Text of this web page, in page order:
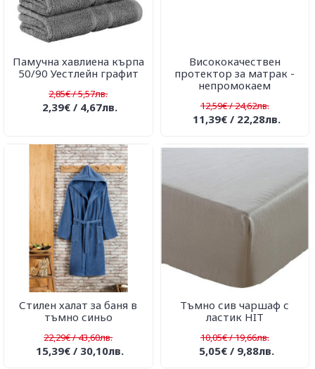
Памучна хавлиена кърпа
50/90 Уестлейн графит
2,85€ / 5,57лв.
2,39€ / 4,67лв.
Висококачествен
протектор за матрак -
непромокаем
12,59€ / 24,62лв.
11,39€ / 22,28лв.
Стилен халат за баня в
тъмно синьо
22,29€ / 43,60лв.
15,39€ / 30,10лв.
Тъмно сив чаршаф с
ластик HIT
10,05€ / 19,66лв.
5,05€ / 9,88лв.